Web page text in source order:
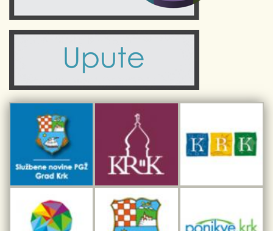
Komunalne usluge
Civilni sektor (arhiva udruga)
Sport i rekreacija
Turistička zajednica otoka Krka
Kulturno-turistička ruta Putovima Frankopana
Dar iz Krka
Interpretacijski centar pomorske baštine